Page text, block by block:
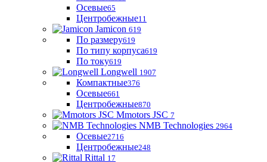
Осевые65
Центробежные11
Jamicon 619
По размеру619
По типу корпуса619
По току619
Longwell 1907
Компактные376
Осевые661
Центробежные870
Mmotors JSC 7
NMB Technologies 2964
Осевые2716
Центробежные248
Rittal 17